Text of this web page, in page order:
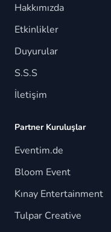
Hakkımızda
Etkinlikler
Duyurular
S.S.S
İletişim
Partner Kuruluşlar
Eventim.de
Bloom Event
Kınay Entertainment
Tulpar Creative